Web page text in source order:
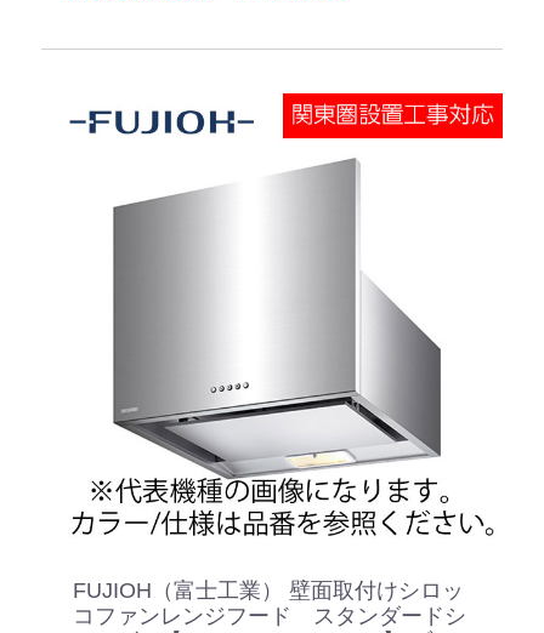
FUJIOH（富士工業） 壁面取付けシロッ
コファンレンジフード スタンダードシ